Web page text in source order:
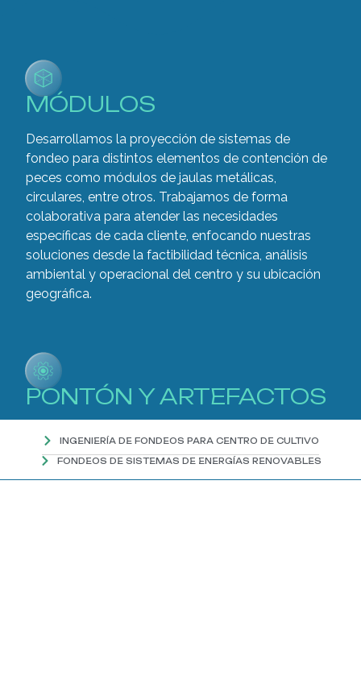
MÓDULOS
Desarrollamos la proyección de sistemas de
fondeo para distintos elementos de contención de
peces como módulos de jaulas metálicas,
circulares, entre otros. Trabajamos de forma
colaborativa para atender las necesidades
específicas de cada cliente, enfocando nuestras
soluciones desde la factibilidad técnica, análisis
ambiental y operacional del centro y su ubicación
geográfica.
PONTÓN Y ARTEFACTOS
sistemas de anclajes, proyectamos y calculamos
bajo los criterios y normativas de seguridad, Res.
INGENIERÍA DE FONDEOS PARA CENTRO DE CULTIVO
FONDEOS DE SISTEMAS DE ENERGÍAS RENOVABLES